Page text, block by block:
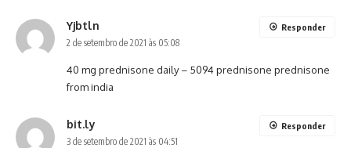
Yjbtln
2 de setembro de 2021 às 05:08
40 mg prednisone daily – 5094 prednisone prednisone
from india
Responder
bit.ly
3 de setembro de 2021 às 04:51
Responder